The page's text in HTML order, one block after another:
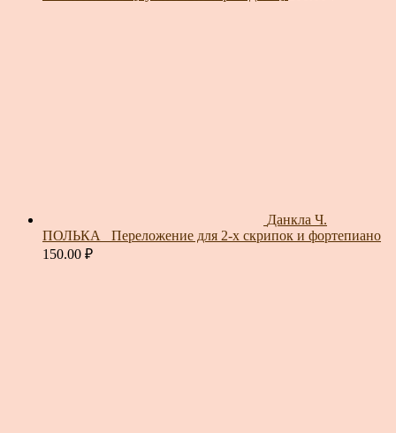
Данкла Ч.
ПОЛЬКА_ Переложение для 2-х скрипок и фортепиано
150.00 ₽